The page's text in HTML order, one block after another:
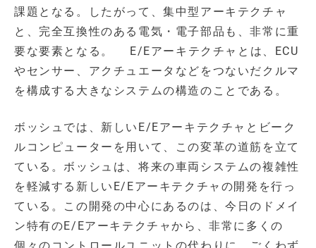
課題となる。したがって、集中型アーキテクチャ
と、完全互換性のある電気・電子部品も、非常に重
要な要素となる。 E/Eアーキテクチャとは、ECU
やセンサー、アクチュエータなどをつないだクルマ
を構成する大きなシステムの構造のことである。
ボッシュでは、新しいE/Eアーキテクチャとビーク
ルコンピューターを用いて、この変革の道筋を立て
ている。ボッシュは、将来の車両システムの複雑性
を軽減する新しいE/Eアーキテクチャの開発を行っ
ている。この開発の中心にあるのは、今日のドメイ
ン特有のE/Eアーキテクチャから、非常に多くの